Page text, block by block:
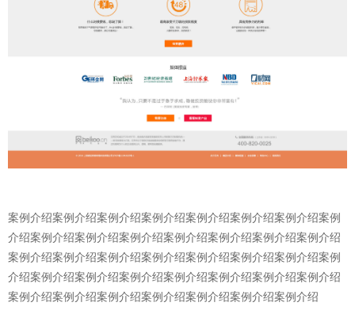
案例介绍案例介绍案例介绍案例介绍案例介绍案例介绍案例介绍案例
介绍案例介绍案例介绍案例介绍案例介绍案例介绍案例介绍案例介绍
案例介绍案例介绍案例介绍案例介绍案例介绍案例介绍案例介绍案例
介绍案例介绍案例介绍案例介绍案例介绍案例介绍案例介绍案例介绍
案例介绍案例介绍案例介绍案例介绍案例介绍案例介绍案例介绍